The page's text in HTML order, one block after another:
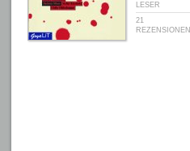
LESER
21
REZENSIONEN